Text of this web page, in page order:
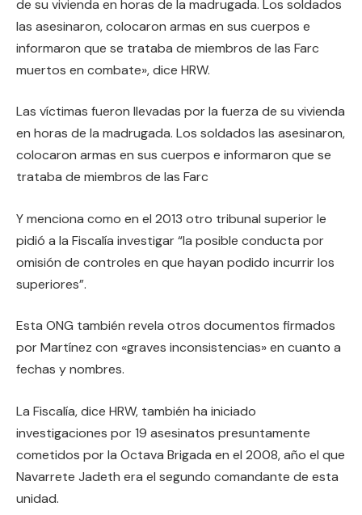
de su vivienda en horas de la madrugada. Los soldados
las asesinaron, colocaron armas en sus cuerpos e
informaron que se trataba de miembros de las Farc
muertos en combate», dice HRW.
Las víctimas fueron llevadas por la fuerza de su vivienda
en horas de la madrugada. Los soldados las asesinaron,
colocaron armas en sus cuerpos e informaron que se
trataba de miembros de las Farc
Y menciona como en el 2013 otro tribunal superior le
pidió a la Fiscalía investigar “la posible conducta por
omisión de controles en que hayan podido incurrir los
superiores”.
Esta ONG también revela otros documentos firmados
por Martínez con «graves inconsistencias» en cuanto a
fechas y nombres.
La Fiscalía, dice HRW, también ha iniciado
investigaciones por 19 asesinatos presuntamente
cometidos por la Octava Brigada en el 2008, año el que
Navarrete Jadeth era el segundo comandante de esta
unidad.